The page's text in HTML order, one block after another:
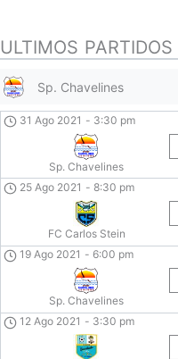
ULTIMOS PARTIDOS
Sp. Chavelines
31 Ago 2021 - 3:30 pm
Sp. Chavelines
25 Ago 2021 - 8:30 pm
FC Carlos Stein
19 Ago 2021 - 6:00 pm
Sp. Chavelines
12 Ago 2021 - 3:30 pm